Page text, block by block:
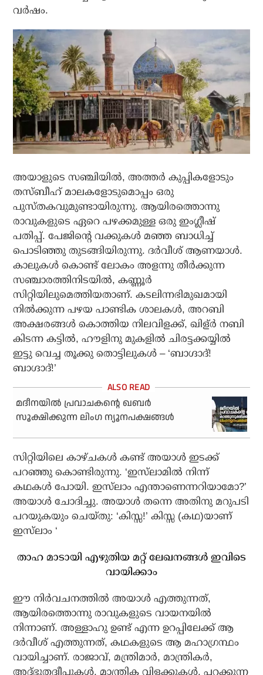
വര്‍ഷം.
അയാളുടെ സഞ്ചിയില്‍, അത്തര്‍ കുപ്പികളോടും
തസ്ബീഹ് മാലകളോടുമൊപ്പം ഒരു
പുസ്തകവുമുണ്ടായിരുന്നു. ആയിരത്തൊന്നു
രാവുകളുടെ ഏറെ പഴക്കമുള്ള ഒരു ഇംഗ്ലീഷ്
പതിപ്പ്. പേജിന്റെ വക്കുകള്‍ മഞ്ഞ ബാധിച്ച്
പൊടിഞ്ഞു തുടങ്ങിയിരുന്നു. ദര്‍വീശ് ആണയാള്‍.
കാലുകള്‍ കൊണ്ട് ലോകം അളന്നു തീര്‍ക്കുന്ന
സഞ്ചാരത്തിനിടയില്‍, കണ്ണൂര്‍
സിറ്റിയിലുമെത്തിയതാണ്. കടലിന്നഭിമുഖമായി
നില്‍ക്കുന്ന പഴയ പാണ്ടിക ശാലകള്‍, അറബി
അക്ഷരങ്ങള്‍ കൊത്തിയ നിലവിളക്ക്, ഖിള്ര്‍ നബി
കിടന്ന കട്ടില്‍, ഹൗളിനു മുകളില്‍ ചിരട്ടക്കയ്യില്‍
ഇട്ടു വെച്ച തൂക്കു തൊട്ടിലുകള്‍ – ‘ബാഗ്ദാദ്!
ബാഗ്ദാദ്!’
മദീനയില്‍ പ്രവാചകന്റെ ഖബര്‍
സൂക്ഷിക്കുന്ന ലിംഗ ന്യൂനപക്ഷങ്ങള്‍
സിറ്റിയിലെ കാഴ്ചകള്‍ കണ്ട് അയാള്‍ ഇടക്ക്
പറഞ്ഞു കൊണ്ടിരുന്നു. ‘ഇസ്‌ലാമില്‍ നിന്ന്
കഥകള്‍ പോയി. ഇസ്‌ലാം എന്താണെന്നറിയാമോ?’
അയാള്‍ ചോദിച്ചു. അയാള്‍ തന്നെ അതിനു മറുപടി
പറയുകയും ചെയ്തു: ‘കിസ്സ!’ കിസ്സ (കഥ)യാണ്
ഇസ്‌ലാം ‘
താഹ മാടായി എഴുതിയ മറ്റ് ലേഖനങ്ങള്‍ ഇവിടെ
വായിക്കാം
ഈ നിര്‍വചനത്തില്‍ അയാള്‍ എത്തുന്നത്,
ആയിരത്തൊന്നു രാവുകളുടെ വായനയില്‍
നിന്നാണ്. അള്ളാഹു ഉണ്ട് എന്ന ഉറപ്പിലേക്ക് ആ
ദര്‍വീശ് എത്തുന്നത്, കഥകളുടെ ആ മഹാഗ്രന്ഥം
വായിച്ചാണ്. രാജാവ്, മന്ത്രിമാര്‍, മാന്ത്രികര്‍,
അദ്ഭുതദ്വീപുകള്‍, മാന്ത്രിക വിളക്കുകള്‍, പറക്കുന്ന